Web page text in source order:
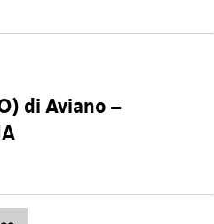
di Aviano –